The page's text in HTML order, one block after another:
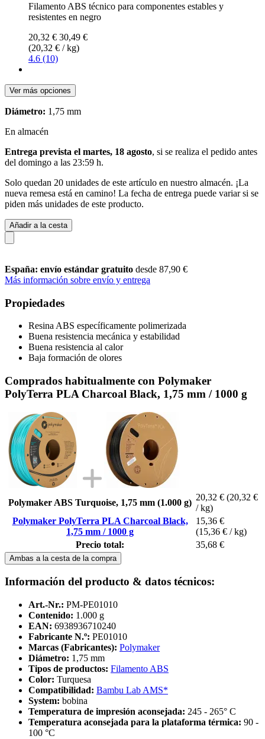
Filamento ABS técnico para componentes estables y
resistentes en negro
20,32 € 30,49 €
(20,32 € / kg)
4.6 (10)
Ver más opciones
Diámetro: 1,75 mm
En almacén
Entrega prevista el martes, 18 agosto, si se realiza el pedido antes
del domingo a las 23:59 h.
Solo quedan 20 unidades de este artículo en nuestro almacén. ¡La
nueva remesa está en camino! La fecha de entrega puede variar si se
piden más unidades de este producto.
Añadir a la cesta
España: envío estándar gratuito desde 87,90 €
Más información sobre envío y entrega
Propiedades
Resina ABS específicamente polimerizada
Buena resistencia mecánica y estabilidad
Buena resistencia al calor
Baja formación de olores
Comprados habitualmente con Polymaker
PolyTerra PLA Charcoal Black, 1,75 mm / 1000 g
Polymaker ABS Turquoise, 1,75 mm (1.000 g)
20,32 € (20,32 €
/ kg)
Polymaker PolyTerra PLA Charcoal Black,
1,75 mm / 1000 g
15,36 €
(15,36 € / kg)
Precio total:
35,68 €
Ambas a la cesta de la compra
Información del producto & datos técnicos:
Art.-Nr.: PM-PE01010
Contenido: 1.000 g
EAN: 6938936710240
Fabricante N.º: PE01010
Marcas (Fabricantes): Polymaker
Diámetro: 1,75 mm
Tipos de productos: Filamento ABS
Color: Turquesa
Compatibilidad: Bambu Lab AMS*
System: bobina
Temperatura de impresión aconsejada: 245 - 265° C
Temperatura aconsejada para la plataforma térmica: 90 -
100 °C